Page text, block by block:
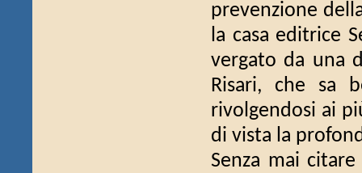
prevenzione
la casa editrice
vergato da una
Risari, che sa
rivolgendosi ai
di vista la
Senza mai